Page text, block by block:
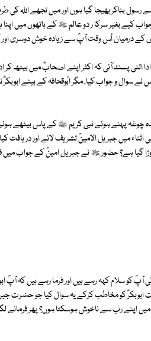
بناکر بھیجا گیا ہوں اور میں تجھے اﷲ
کیے بغیر سرکا ر دو عالم ﷺ کے ہاتھوں میں
کے درمیان اُس وقت آپؐ سے زیادہ خوش دوسری
پسند آئی کہ اکثر اپنے اصحابؓ میں بیٹھ
و جواب کیا، مگر ابُوقحافہ کے بیٹے
چوغہ پہنے ہوئے نبی کریم ﷺ کے پاس بیٹھے
میں جبریل الامینؑ تشریف لائے اور
گیا ہے؟ حضور ﷺ نے جبریل امینؑ کے جواب میں
کو سلام کہہ رہے ہیں اور فرما رہے ہیں کہ
کو مخاطب کرکے یہ سوال کیا جو حضرت
کیا میں اپنے رب سے ناخوش ہوسکتا ہوں؟ پھر